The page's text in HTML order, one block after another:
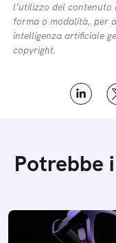
l’utilizzo del contenuto
forma o modalità, per
intelligenza artificiale
copyright.
Potrebbe